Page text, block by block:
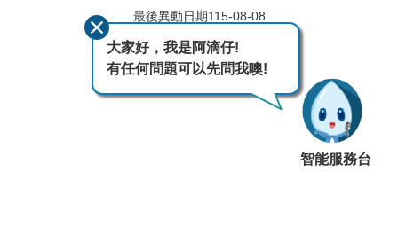
最後異動日期115-08-08
瀏覽人次 699
大家好，我是阿滴仔!
有任何問題可以先問我噢!
智能服務台